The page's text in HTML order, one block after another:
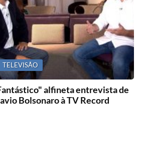
TELEVISÃO
alfineta entrevista de
Bolsonaro à TV Record